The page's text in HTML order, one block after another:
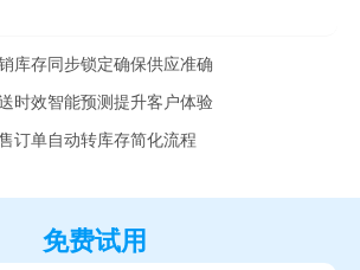
库存同步锁定确保供应准确
时效智能预测提升客户体验
订单自动转库存简化流程
免费试用